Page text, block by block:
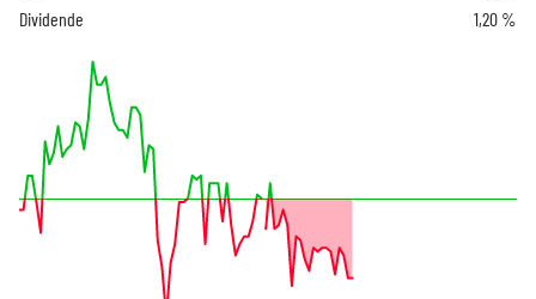
Dividende
1,20 %